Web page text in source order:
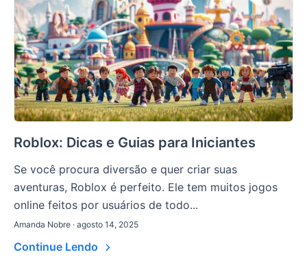
Roblox: Dicas e Guias para Iniciantes
Se você procura diversão e quer criar suas
aventuras, Roblox é perfeito. Ele tem muitos jogos
online feitos por usuários de todo...
Amanda Nobre · agosto 14, 2025
Continue Lendo